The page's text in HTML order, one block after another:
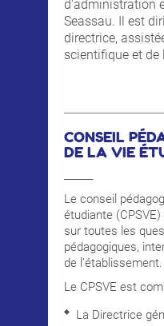
d'administration
Seassau. Il est
directrice,
scientifique et de
CONSEIL
DE LA VIE
Le conseil
étudiante
sur toutes les
pédagogiques,
de l’établissement.
Le CPSVE est
La Directrice